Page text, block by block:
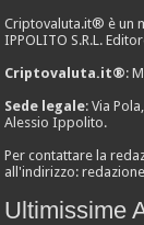
Criptovaluta.it® è un
IPPOLITO S.R.L.
Criptovaluta.it®:
Sede legale: Via
Alessio Ippolito.
Per contattare la
all'indirizzo:
Ultimissime